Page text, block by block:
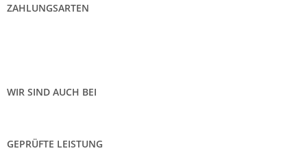
ZAHLUNGSARTEN
WIR SIND AUCH BEI
GEPRÜFTE LEISTUNG